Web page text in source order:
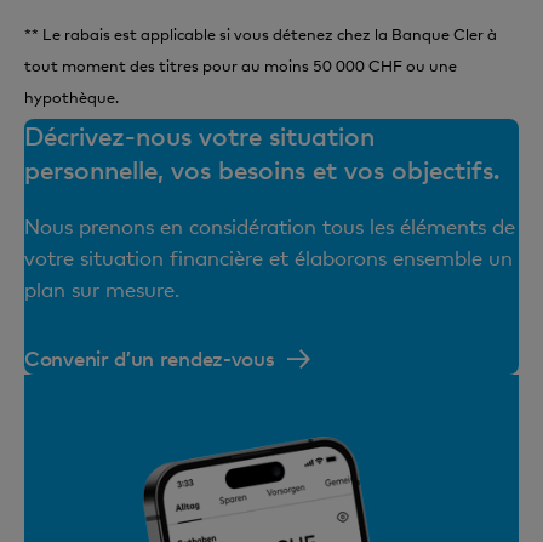
** Le rabais est applicable si vous détenez chez la Banque Cler à
tout moment des titres pour au moins 50 000 CHF ou une
hypothèque.
Décrivez-nous votre situation
personnelle, vos besoins et vos objectifs.
Nous prenons en considération tous les éléments de
votre situation financière et élaborons ensemble un
plan sur mesure.
Convenir d’un rendez-vous